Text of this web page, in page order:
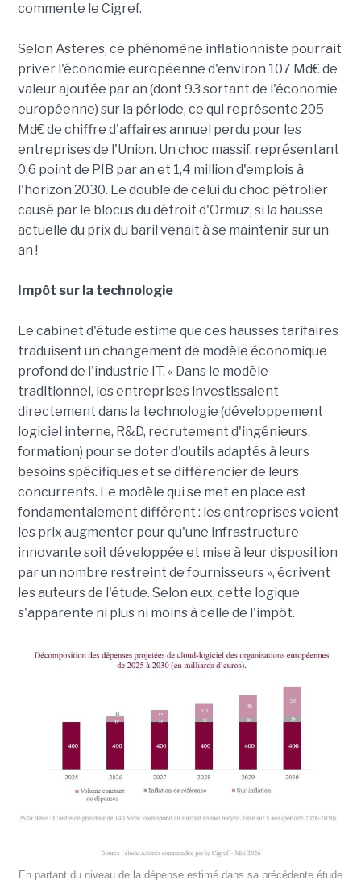
commente le Cigref.
Selon Asteres, ce phénomène inflationniste pourrait
priver l'économie européenne d'environ 107 Md€ de
valeur ajoutée par an (dont 93 sortant de l'économie
européenne) sur la période, ce qui représente 205
Md€ de chiffre d'affaires annuel perdu pour les
entreprises de l'Union. Un choc massif, représentant
0,6 point de PIB par an et 1,4 million d'emplois à
l'horizon 2030. Le double de celui du choc pétrolier
causé par le blocus du détroit d'Ormuz, si la hausse
actuelle du prix du baril venait à se maintenir sur un
an !
Impôt sur la technologie
Le cabinet d'étude estime que ces hausses tarifaires
traduisent un changement de modèle économique
profond de l'industrie IT. « Dans le modèle
traditionnel, les entreprises investissaient
directement dans la technologie (développement
logiciel interne, R&D, recrutement d'ingénieurs,
formation) pour se doter d'outils adaptés à leurs
besoins spécifiques et se différencier de leurs
concurrents. Le modèle qui se met en place est
fondamentalement différent : les entreprises voient
les prix augmenter pour qu'une infrastructure
innovante soit développée et mise à leur disposition
par un nombre restreint de fournisseurs », écrivent
les auteurs de l'étude. Selon eux, cette logique
s'apparente ni plus ni moins à celle de l'impôt.
En partant du niveau de la dépense estimé dans sa précédente étude